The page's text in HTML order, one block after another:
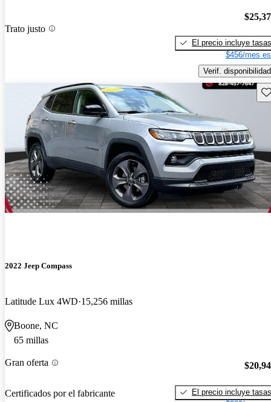
Trato justo
El precio incluye tasas
$456/mes
Verif. disponibilidad
2022 Jeep Compass
Latitude Lux 4WD 15,256 millas
Boone, NC
65 millas
Gran oferta
Certificados por el fabricante
El precio incluye tasas